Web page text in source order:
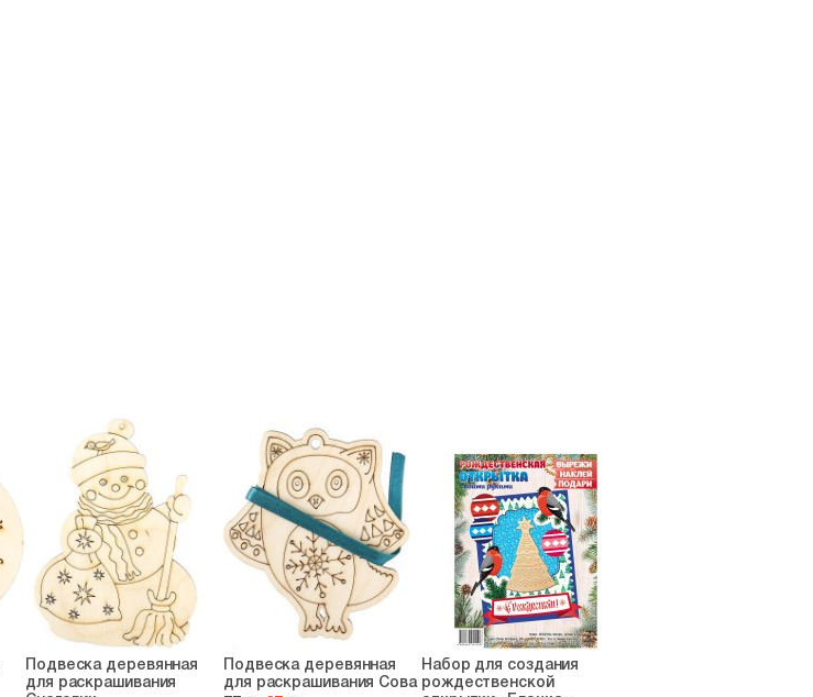
Подвеска деревянная
для раскрашивания
Подвеска деревянная
для раскрашивания Сова
Набор для создания
рождественской